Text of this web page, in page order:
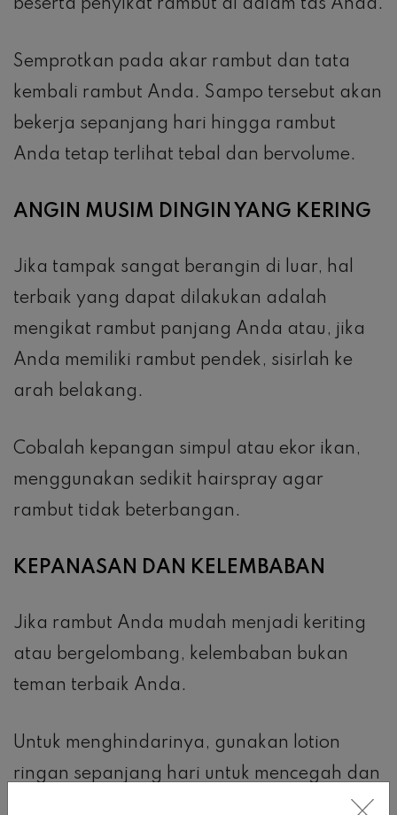
beserta penyikat rambut di dalam tas Anda.
Semprotkan pada akar rambut dan tata
kembali rambut Anda. Sampo tersebut akan
bekerja sepanjang hari hingga rambut
Anda tetap terlihat tebal dan bervolume.
ANGIN MUSIM DINGIN YANG KERING
Jika tampak sangat berangin di luar, hal
terbaik yang dapat dilakukan adalah
mengikat rambut panjang Anda atau, jika
Anda memiliki rambut pendek, sisirlah ke
arah belakang.
Cobalah kepangan simpul atau ekor ikan,
menggunakan sedikit hairspray agar
rambut tidak beterbangan.
KEPANASAN DAN KELEMBABAN
Jika rambut Anda mudah menjadi keriting
atau bergelombang, kelembaban bukan
teman terbaik Anda.
Untuk menghindarinya, gunakan lotion
ringan sepanjang hari untuk mencegah dan